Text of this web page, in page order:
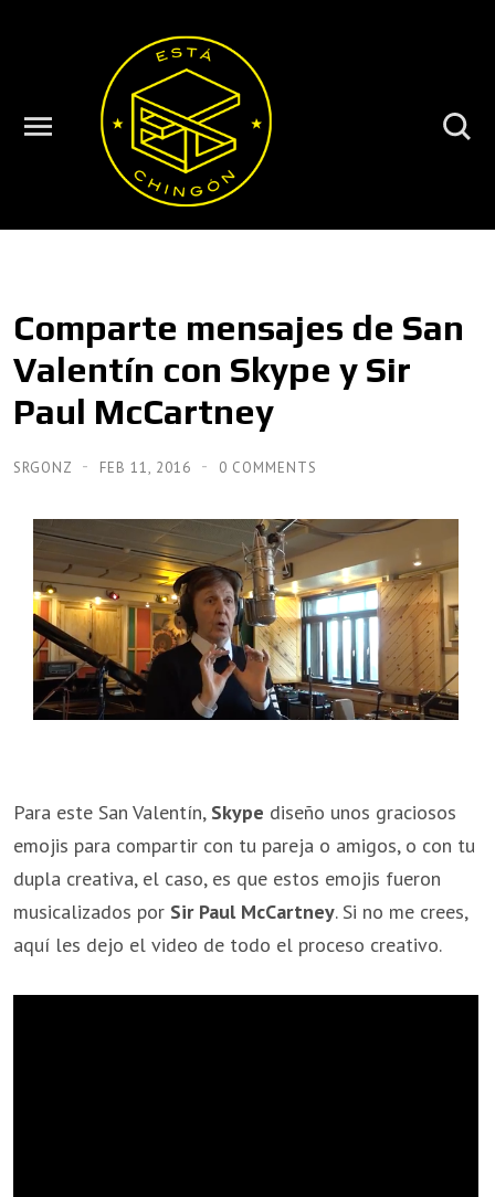
Comparte mensajes de San
Valentín con Skype y Sir
Paul McCartney
SRGONZ FEB 11, 2016 0 COMMENTS
Para este San Valentín, Skype diseño unos graciosos
emojis para compartir con tu pareja o amigos, o con tu
dupla creativa, el caso, es que estos emojis fueron
musicalizados por Sir Paul McCartney. Si no me crees,
aquí les dejo el video de todo el proceso creativo.